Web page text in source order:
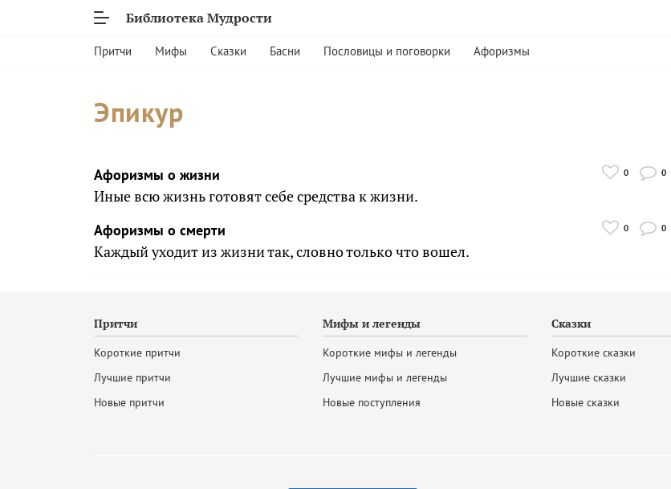
Библиотека Мудрости
Притчи Мифы Сказки Басни Пословицы и поговорки Афоризмы
Эпикур
Афоризмы о жизни
Иные всю жизнь готовят себе средства к жизни.
0 0
Афоризмы о смерти
Каждый уходит из жизни так, словно только что вошел.
0 0
Притчи
Короткие притчи
Лучшие притчи
Новые притчи
Мифы и легенды
Короткие мифы и легенды
Лучшие мифы и легенды
Новые поступления
Сказки
Короткие сказки
Лучшие сказки
Новые сказки